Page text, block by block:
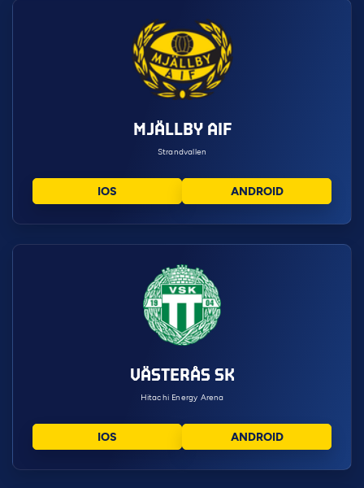
MJÄLLBY AIF
Strandvallen
IOS ANDROID
VÄSTERÅS SK
Hitachi Energy Arena
IOS ANDROID